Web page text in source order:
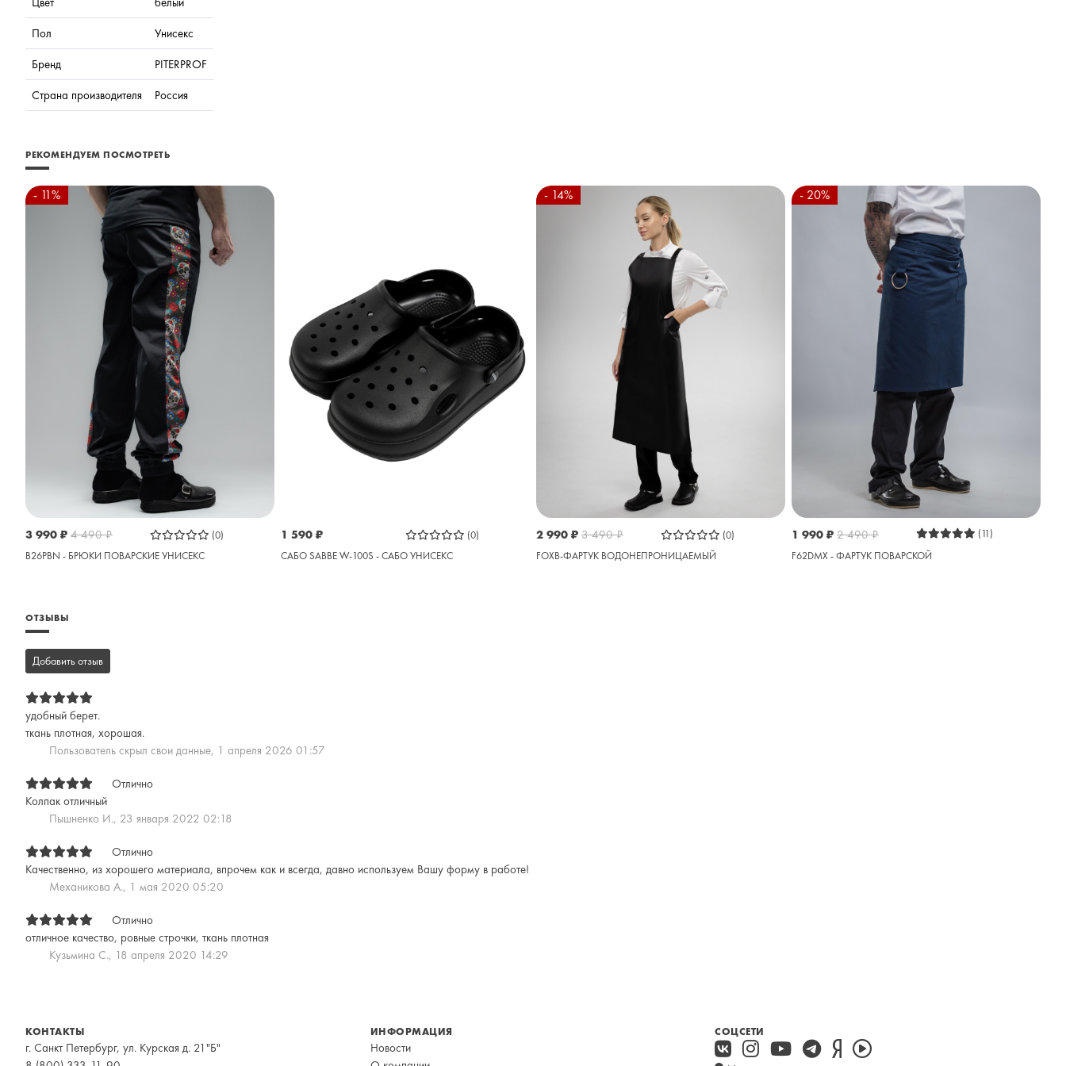
Пол
Унисекс
Бренд
PITERPROF
Страна производителя
Россия
РЕКОМЕНДУЕМ ПОСМОТРЕТЬ
- 11%
3 990 ₽ 4 490₽
(0)
B26PBN - БРЮКИ ПОВАРСКИЕ УНИСЕКС
1 590 ₽
(0)
САБО SABBE W-100S - САБО УНИСЕКС
- 14%
2 990 ₽ 3 490₽
(0)
FOXB-ФАРТУК ВОДОНЕПРОНИЦАЕМЫЙ
- 20%
1 990 ₽ 2 490₽
(11)
F62DMX - ФАРТУК ПОВАРСКОЙ
ОТЗЫВЫ
Добавить отзыв
удобный берет.
ткань плотная, хорошая.
Пользователь скрыл свои данные, 1 апреля 2026 01:57
Отлично
Колпак отличный
Пышненко И., 23 января 2022 02:18
Отлично
Качественно, из хорошего материала, впрочем как и всегда, давно используем Вашу форму в работе!
Механикова А., 1 мая 2020 05:20
Отлично
отличное качество, ровные строчки, ткань плотная
Кузьмина С., 18 апреля 2020 14:29
КОНТАКТЫ
г. Санкт Петербург, ул. Курская д. 21"Б"
ИНФОРМАЦИЯ
Новости
СОЦСЕТИ